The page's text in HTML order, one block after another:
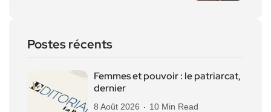
Postes récents
Femmes et pouvoir : le patriarcat,
dernier
8 Août 2026 10 Min Read